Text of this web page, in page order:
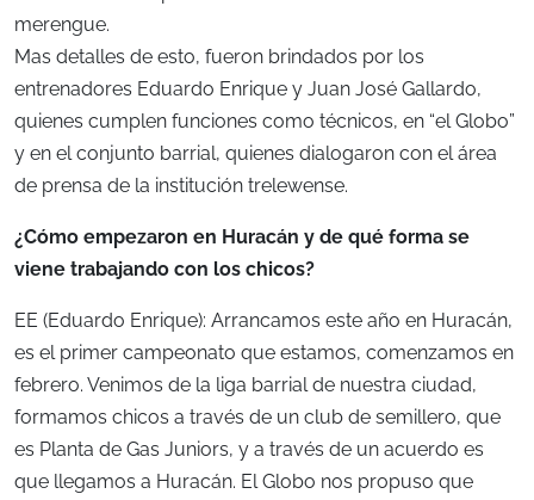
merengue.
Mas detalles de esto, fueron brindados por los
entrenadores Eduardo Enrique y Juan José Gallardo,
quienes cumplen funciones como técnicos, en “el Globo”
y en el conjunto barrial, quienes dialogaron con el área
de prensa de la institución trelewense.
¿Cómo empezaron en Huracán y de qué forma se
viene trabajando con los chicos?
EE (Eduardo Enrique): Arrancamos este año en Huracán,
es el primer campeonato que estamos, comenzamos en
febrero. Venimos de la liga barrial de nuestra ciudad,
formamos chicos a través de un club de semillero, que
es Planta de Gas Juniors, y a través de un acuerdo es
que llegamos a Huracán. El Globo nos propuso que